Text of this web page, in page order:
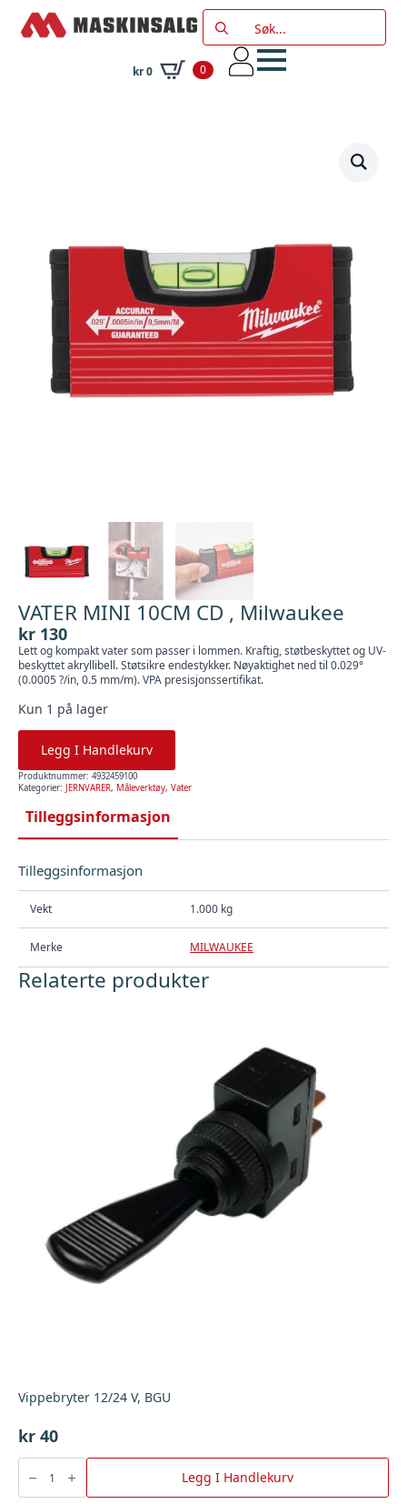
Search
for:
kr0 0
VATER MINI 10CM CD , Milwaukee
kr 130
Lett og kompakt vater som passer i lommen. Kraftig, støtbeskyttet og UV-
beskyttet akryllibell. Støtsikre endestykker. Nøyaktighet ned til 0.029°
(0.0005 ?/in, 0.5 mm/m). VPA presisjonssertifikat.
Kun 1 på lager
Legg I Handlekurv
Produktnummer: 4932459100
Kategorier:
JERNVARER, Måleverktøy, Vater
Tilleggsinformasjon
Tilleggsinformasjon
Vekt 1.000 kg
Merke MILWAUKEE
Relaterte produkter
Vippebryter 12/24 V, BGU
kr 40
Vippebryter
BGU
Legg I Handlekurv